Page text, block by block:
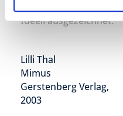
Ideell ausgezeichnet:
Lilli Thal
Mimus
Gerstenberg Verlag,
2003